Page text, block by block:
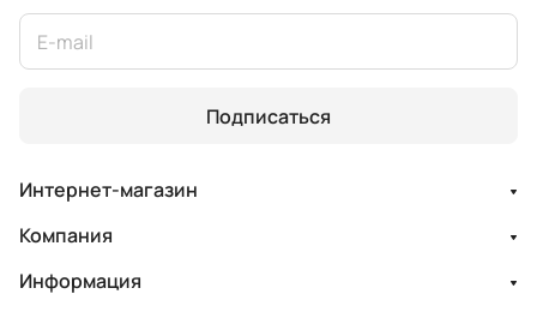
Подписаться
Интернет-магазин
Компания
Информация